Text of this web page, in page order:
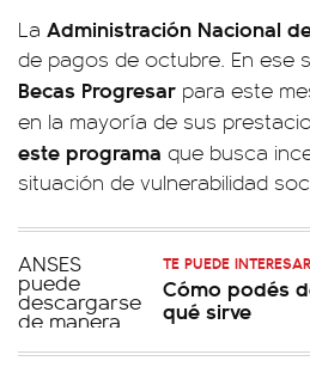
La Administración Nacional
de pagos de octubre. En ese
Becas Progresar para este
en la mayoría de sus
este programa que busca
situación de vulnerabilidad
TE PUEDE
Cómo podés
qué sirve